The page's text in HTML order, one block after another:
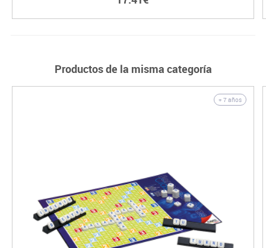
Productos de la misma categoría
+ 7 años